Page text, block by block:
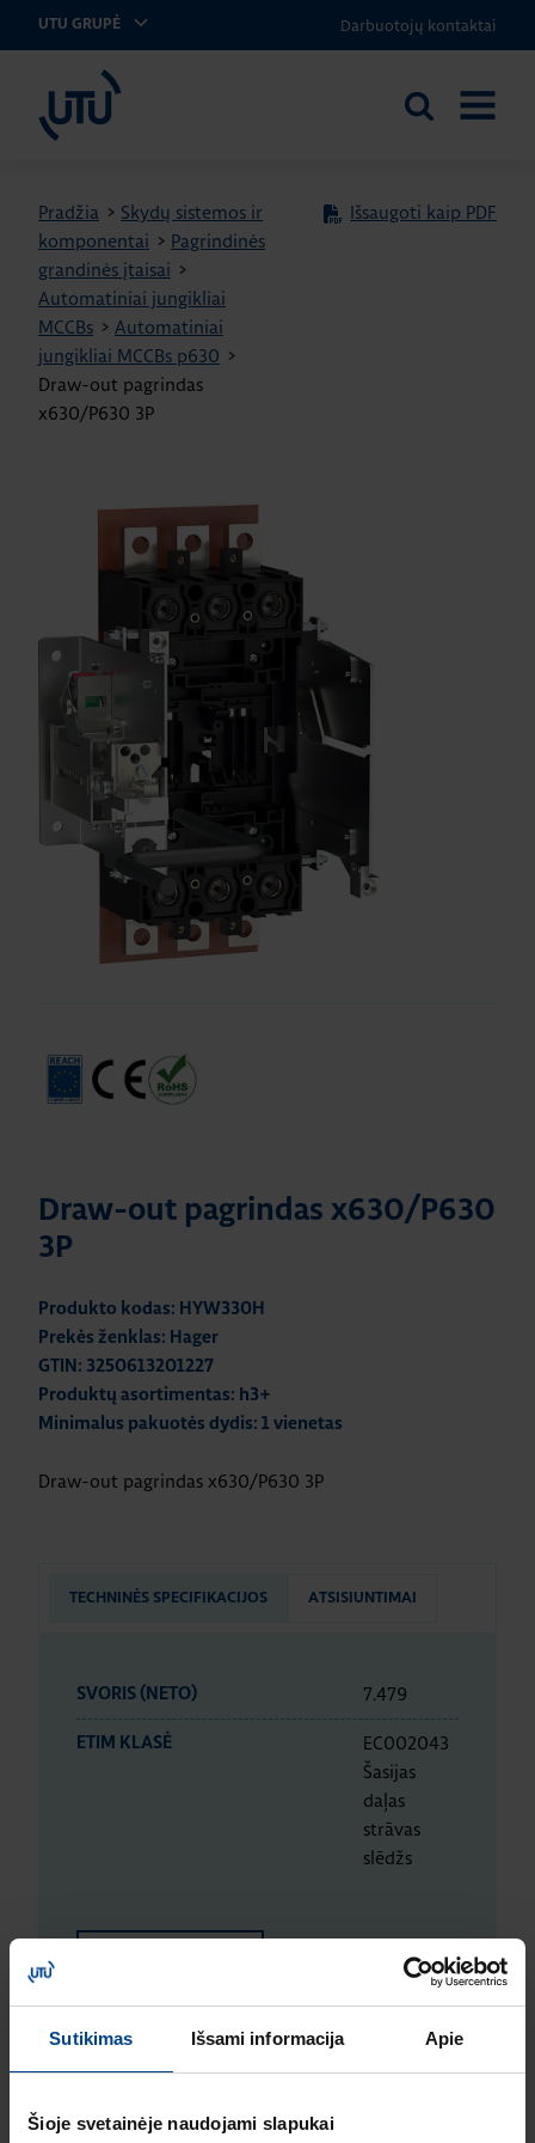
Sutikimas Išsami informacija Apie
Šioje svetainėje naudojami slapukai
UTU GRUPĖ Darbuotojų kontaktai
UTU Lithuania
Ieškoti
Pradžia > Skydų sistemos ir
komponentai > Pagrindinės
grandinės įtaisai >
Automatiniai jungikliai
MCCBs > Automatiniai
jungikliai MCCBs p630 >
Draw-out pagrindas
x630/P630 3P
Išsaugoti kaip PDF
Draw-out pagrindas x630/P630
3P
Produkto kodas: HYW330H
Prekės ženklas: Hager
GTIN: 3250613201227
Produktų asortimentas: h3+
Minimalus pakuotės dydis: 1 vienetas
Draw-out pagrindas x630/P630 3P
TECHNINĖS SPECIFIKACIJOS ATSISIUNTIMAI
SVORIS (NETO) 7.479
ETIM KLASĖ
EC002043
Šasijas
daļas
strāvas
slēdžs
LOGISTIKOS DUOMENYS
ĮVERTINIMAI IR ŽYMĖJIMAI